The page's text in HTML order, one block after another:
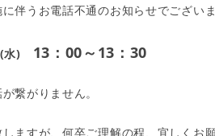
伴うお電話不通のお知らせでございま
(水) 13：00～13：30
繋がりません。
ますが、何卒ご理解の程、宜しくお